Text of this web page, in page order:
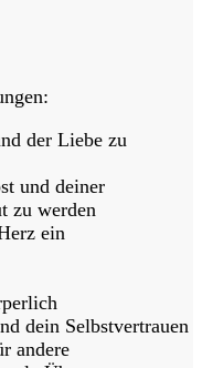
der Liebe zu
und deiner
zu werden
ein
dein Selbstvertrauen
andere